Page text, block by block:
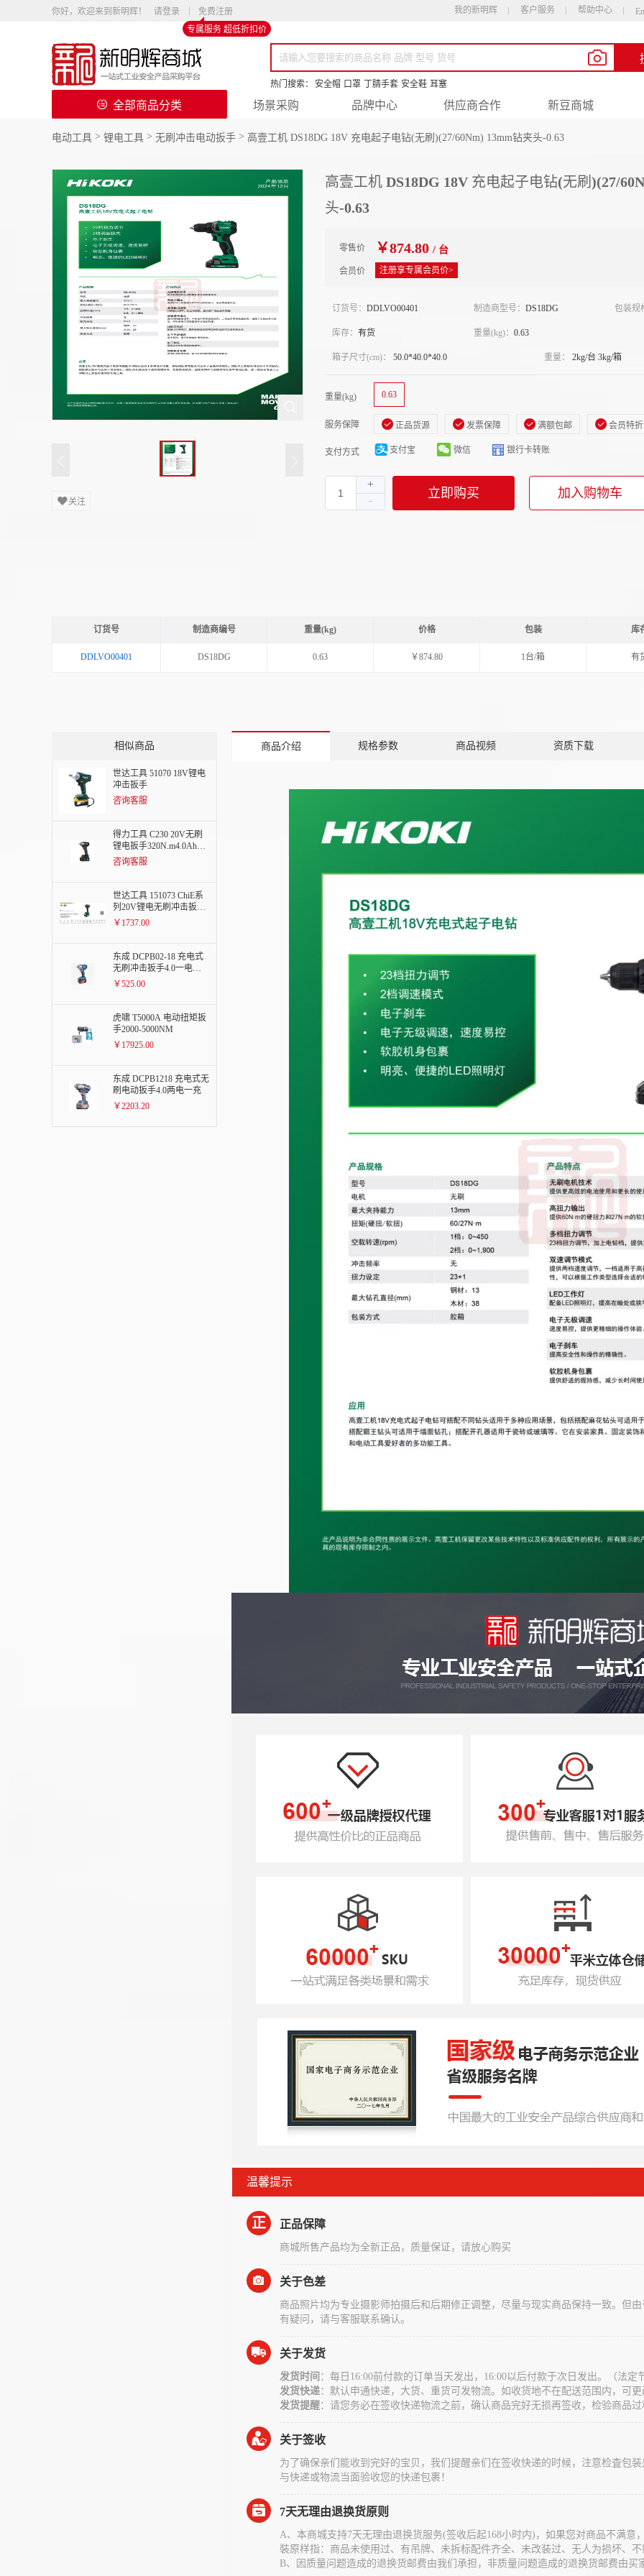
你好，欢迎来到新明辉！ 请登录
免费注册
专属服务 超低折扣价
我的新明辉 客户服务 帮助中心
热门搜索： 安全帽 口罩 丁腈手套 安全鞋 耳塞
全部商品分类 场景采购 品牌中心 供应商合作 新豆商城
电动工具 > 锂电工具 > 无刷冲击电动扳手 > 高壹工机 DS18DG 18V 充电起子电钻(无刷)(27/60Nm) 13mm钻夹头-0.63
关注
高壹工机 DS18DG 18V 充电起子电钻(无刷)(27/
头-0.63
零售价 ￥874.80 / 台
会员价 注册享专属会员价>
订货号： DDLVO00401 制造商型号： DS18DG 包装规
库存： 有货 重量(kg)： 0.63
箱子尺寸(cm)： 50.0*40.0*40.0 重量： 2kg/台 3kg/箱
重量(kg) 0.63
服务保障 正品货源 发票保障 满额包邮 会员特折
支付方式 支付宝 微信 银行卡转账
立即购买 加入购物车
订货号 制造商编号 重量(kg) 价格 包装 库
DDLVO00401 DS18DG 0.63 ￥874.80 1台/箱 有
相似商品
世达工具 51070 18V锂电
冲击扳手
咨询客服
得力工具 C230 20V无刷
锂电扳手320N.m4.0Ah两
电一充
咨询客服
世达工具 151073 ChiE系
列20V锂电无刷冲击扳手
400N.m
￥1737.00
东成 DCPB02-18 充电式
无刷冲击扳手4.0一电一
充
￥525.00
虎啸 T5000A 电动扭矩扳
手2000-5000NM
￥17925.00
东成 DCPB1218 充电式无
刷电动扳手4.0两电一充
￥2203.20
商品介绍 规格参数 商品视频 资质下载
温馨提示
正 正品保障
商城所售产品均为全新正品，质量保证，请放心购买
关于色差
商品照片均为专业摄影师拍摄后和后期修正调整，尽量与现实商品保持一致。但
有疑问，请与客服联系确认。
关于发货
发货时间 ：每日16:00前付款的订单当天发出，16:00以后付款于次日发出。（法
发货快递：默认申通快递，大货、重货可发物流。如收货地不在配送范围内，可
发货提醒：请您务必在签收快递物流之前，确认商品完好无损再签收，检验商品
关于签收
为了确保亲们能收到完好的宝贝，我们提醒亲们在签收快递的时候，注意检査包
与快递或物流当面验收您的快递包裹！
7天无理由退换货原则
A、本商城支持7天无理由退换货服务(签收后起168小时内)，如果您对商品不满
裝原样指：商品未使用过、有吊牌、未拆标配件齐全、未改装过、无人为损坏、
B、因质量问题造成的退换货邮费由我们承担，非质量问题造成的退换货邮费由买